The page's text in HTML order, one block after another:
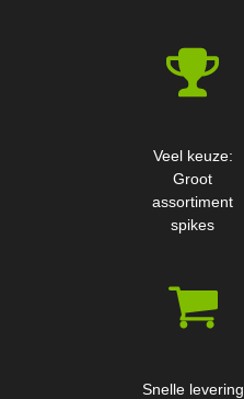
Veel keuze:
Groot
assortiment
spikes
Snelle levering